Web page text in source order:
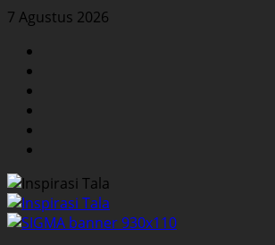
Skip
content
7 Agustus 2026